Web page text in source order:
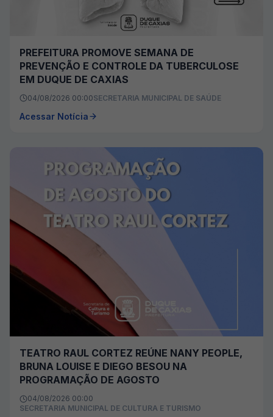
PREFEITURA PROMOVE SEMANA DE
PREVENÇÃO E CONTROLE DA TUBERCULOSE
EM DUQUE DE CAXIAS
04/08/2026 00:00SECRETARIA MUNICIPAL DE SAÚDE
Acessar Notícia
TEATRO RAUL CORTEZ REÚNE NANY PEOPLE,
BRUNA LOUISE E DIEGO BESOU NA
PROGRAMAÇÃO DE AGOSTO
04/08/2026 00:00
SECRETARIA MUNICIPAL DE CULTURA E TURISMO